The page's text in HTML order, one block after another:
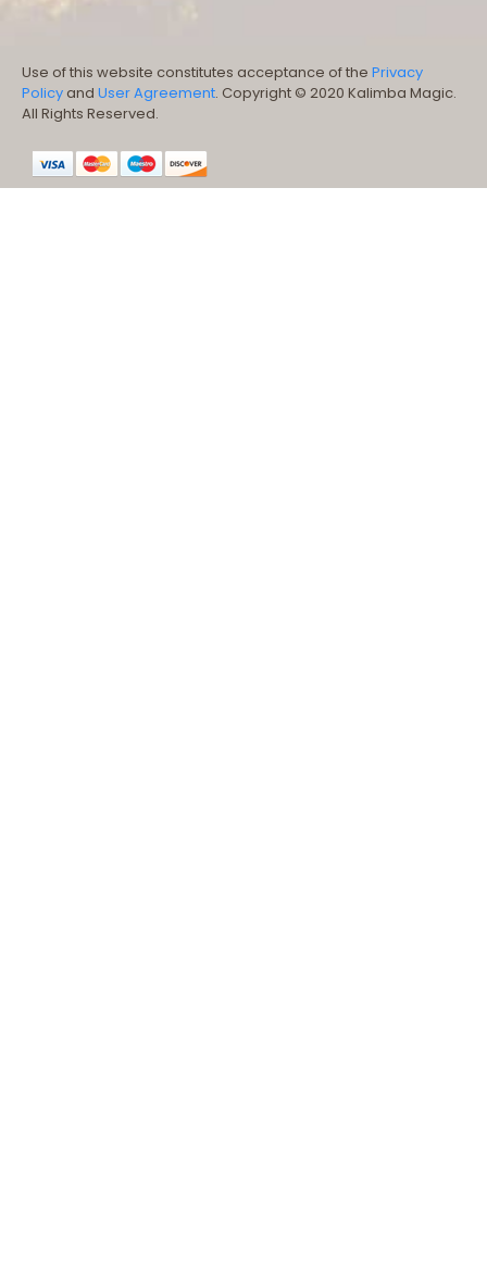
Use of this website constitutes acceptance of the Privacy
Policy and User Agreement. Copyright © 2020 Kalimba Magic.
All Rights Reserved.